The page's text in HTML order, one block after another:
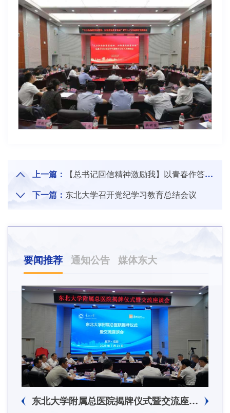
上一篇： 【总书记回信精神激励我】以青春作答“东北振兴，青年何为”“中国式现代化，青年何为”
下一篇： 东北大学召开党纪学习教育总结会议
要闻推荐 通知公告 媒体东大
东北大学附属总医院揭牌仪式暨交流座谈会举行